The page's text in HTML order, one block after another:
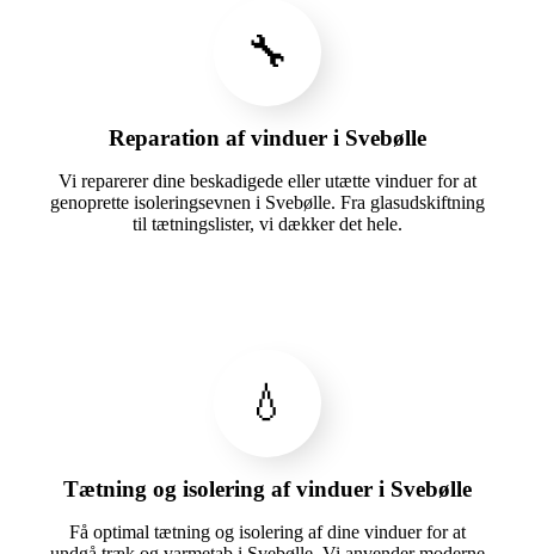
🔧
Reparation af vinduer i Svebølle
Vi reparerer dine beskadigede eller utætte vinduer for at
genoprette isoleringsevnen i Svebølle. Fra glasudskiftning
til tætningslister, vi dækker det hele.
💧
Tætning og isolering af vinduer i Svebølle
Få optimal tætning og isolering af dine vinduer for at